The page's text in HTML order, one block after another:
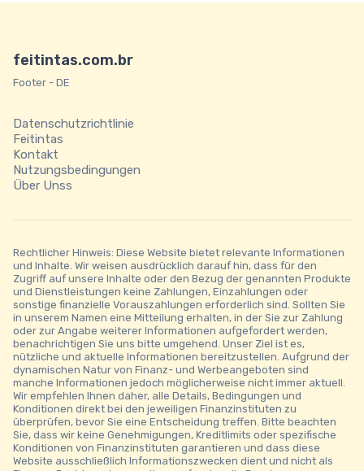
feitintas.com.br
Footer - DE
Datenschutzrichtlinie
Feitintas
Kontakt
Nutzungsbedingungen
Über Unss
Rechtlicher Hinweis: Diese Website bietet relevante Informationen
und Inhalte. Wir weisen ausdrücklich darauf hin, dass für den
Zugriff auf unsere Inhalte oder den Bezug der genannten Produkte
und Dienstleistungen keine Zahlungen, Einzahlungen oder
sonstige finanzielle Vorauszahlungen erforderlich sind. Sollten Sie
in unserem Namen eine Mitteilung erhalten, in der Sie zur Zahlung
oder zur Angabe weiterer Informationen aufgefordert werden,
benachrichtigen Sie uns bitte umgehend. Unser Ziel ist es,
nützliche und aktuelle Informationen bereitzustellen. Aufgrund der
dynamischen Natur von Finanz- und Werbeangeboten sind
manche Informationen jedoch möglicherweise nicht immer aktuell.
Wir empfehlen Ihnen daher, alle Details, Bedingungen und
Konditionen direkt bei den jeweiligen Finanzinstituten zu
überprüfen, bevor Sie eine Entscheidung treffen. Bitte beachten
Sie, dass wir keine Genehmigungen, Kreditlimits oder spezifische
Konditionen von Finanzinstituten garantieren und dass diese
Website ausschließlich Informationszwecken dient und nicht als